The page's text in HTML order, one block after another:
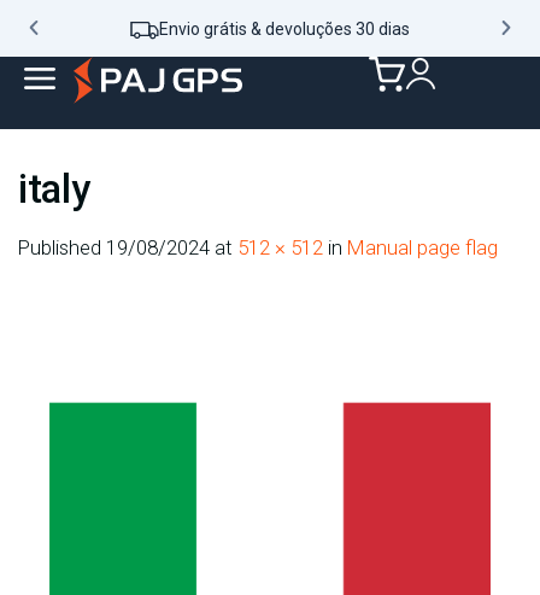
Envio grátis & devoluções 30 dias
italy
Published 19/08/2024 at 512 × 512 in Manual page flag